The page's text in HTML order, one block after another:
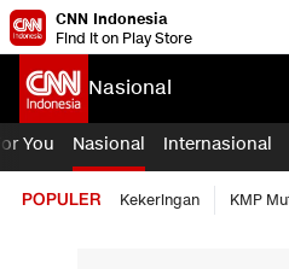
CNN Indonesia
Find it on Play Store
Nasional
You Nasional Internasional
POPULER Kekeringan KMP